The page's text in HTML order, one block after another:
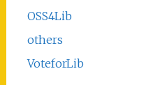
OSS4Lib
others
VoteforLib